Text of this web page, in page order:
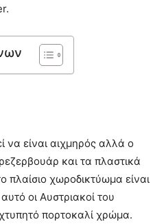
να είναι αιχμηρός αλλά ο
και τα πλαστικά
πλαίσιο χωροδικτύωμα είναι
οι Αυστριακοί του
πορτοκαλί χρώμα.